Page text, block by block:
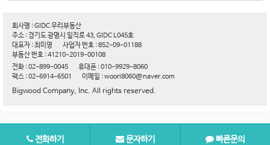
회사명 : GIDC 우리부동산
주소 : 경기도 광명시 일직로 43, GIDC L045호
대표자 : 최미영
사업자 번호 : 852-09-01188
부동산 번호 : 41210-2019-00108
전화 : 02-899-0045
휴대폰 : 010-9929-8060
팩스 : 02-6914-6501
이메일 : woori8060@naver.com
Bigwood Company, Inc. All rights reserved.
전화하기 문자하기 빠른문의